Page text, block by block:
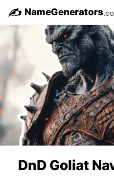
✍️ NameGenerators
DnD Goliat